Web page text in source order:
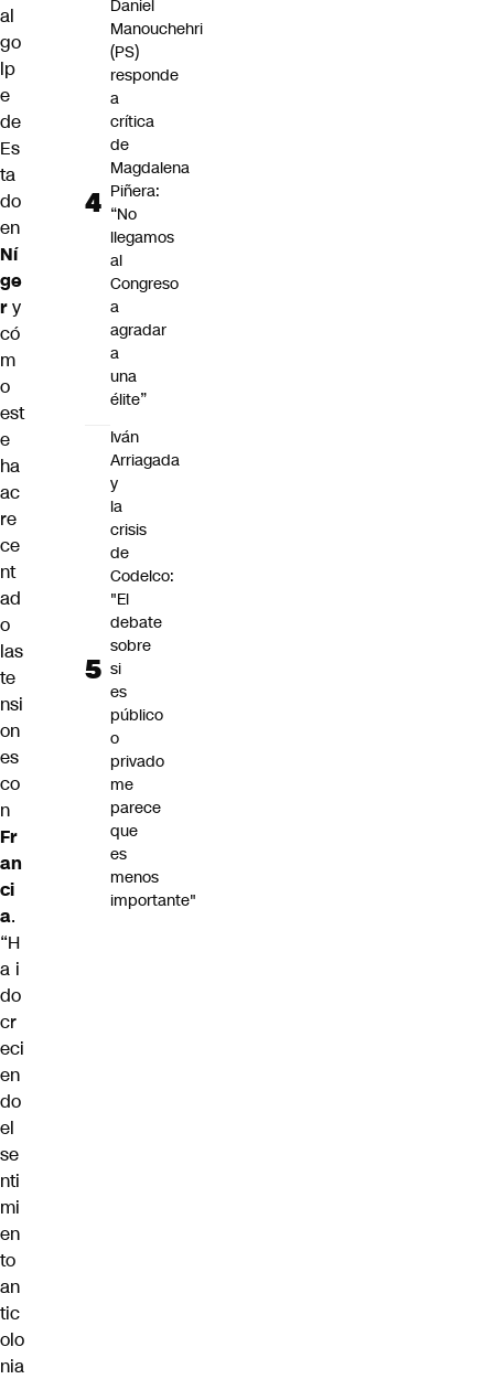
al
go
lp
e
de
Es
ta
do
en
Ní
ge
ry
có
m
o
est
e
ha
ac
re
ce
nt
ad
o
las
te
nsi
on
es
co
n
Fr
an
ci
a.
“H
a i
do
cr
eci
en
do
el
se
nti
mi
en
to
an
tic
olo
nia
Daniel
Manouchehri
(PS)
responde
a
crítica
de
Magdalena
Piñera:
“No
llegamos
al
Congreso
a
agradar
a
una
élite”
Iván
Arriagada
y
la
crisis
de
Codelco:
"El
debate
sobre
si
es
público
o
privado
me
parece
que
es
menos
importante"